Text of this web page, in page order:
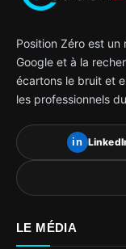
Position Zéro est un
Google et à la
écartons le bruit et
les professionnels
in
LE MÉDIA